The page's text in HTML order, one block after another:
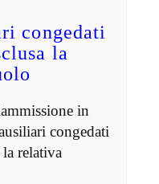
congedati
la
in
congedati
la relativa